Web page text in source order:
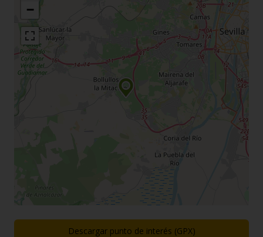
−
Descargar punto de interés (GPX)